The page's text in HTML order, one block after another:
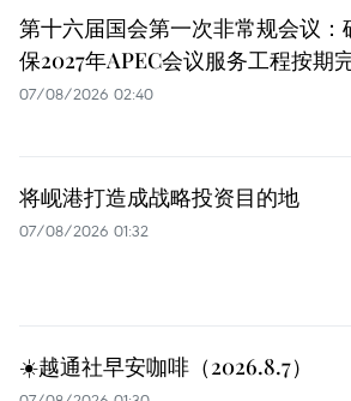
第十六届国会第一次非常规会议：
保2027年APEC会议服务工程按期
07/08/2026 02:40
将岘港打造成战略投资目的地
07/08/2026 01:32
☀️越通社早安咖啡（2026.8.7）